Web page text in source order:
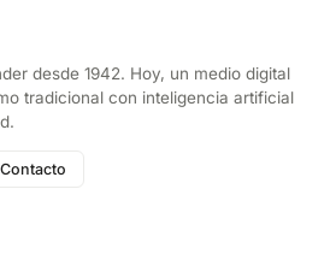
desde 1942. Hoy, un medio digital
tradicional con inteligencia artificial
Contacto